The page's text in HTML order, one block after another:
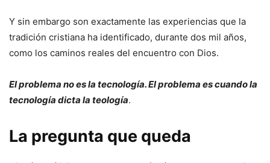
Y sin embargo son exactamente las experiencias que la
tradición cristiana ha identificado, durante dos mil años,
como los caminos reales del encuentro con Dios.
El problema no es la tecnología. El problema es cuando la
tecnología dicta la teología.
La pregunta que queda